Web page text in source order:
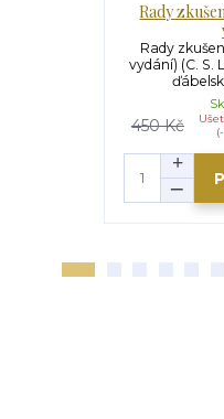
Rady
Rady
vydání) (C. S.
450 Kč